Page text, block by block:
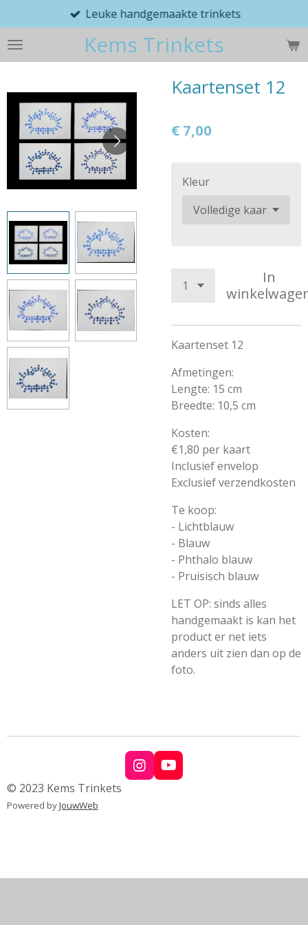
direct
naar
de
Kems Trinkets
Leuke handgemaakte trinkets
Kaartenset 12
€ 7,00
Kleur
In
Kaartenset 12
Afmetingen:
Lengte: 15 cm
Breedte: 10,5 cm
Kosten:
€1,80 per kaart
Inclusief envelop
Exclusief verzendkosten
Te koop:
- Lichtblauw
- Blauw
- Phthalo blauw
- Pruisisch blauw
LET OP: sinds alles
handgemaakt is kan het
product er net iets
anders uit zien dan op de
foto.
I
n
m
Y
o
© 2023 Kems Trinkets
Powered byJouwWeb